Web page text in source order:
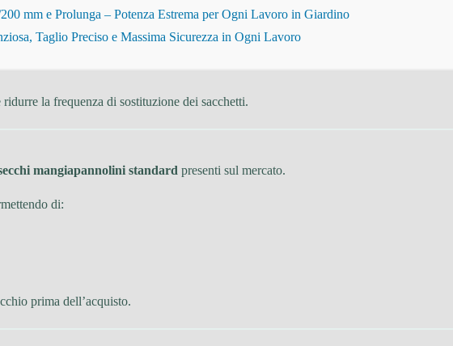
mm e Prolunga – Potenza Estrema per Ogni Lavoro in Giardino
Taglio Preciso e Massima Sicurezza in Ogni Lavoro
la frequenza di sostituzione dei sacchetti.
mangiapannolini standard presenti sul mercato.
di:
prima dell’acquisto.